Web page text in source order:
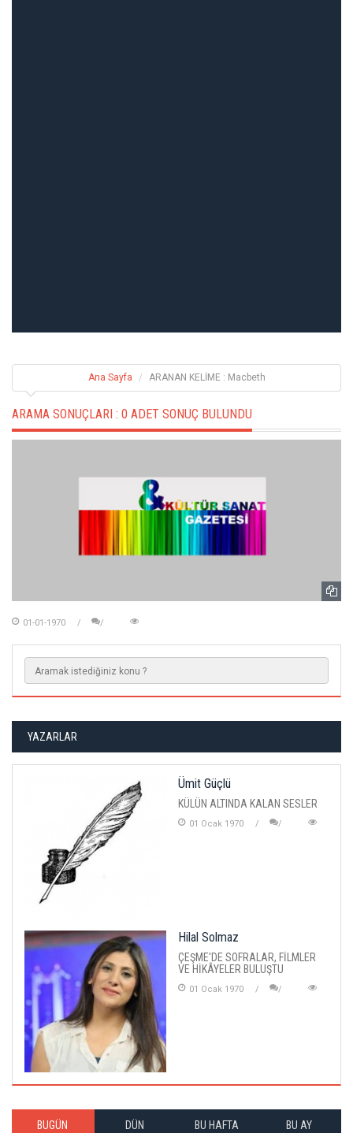
Ana Sayfa ARANAN KELİME : Macbeth
ARAMA SONUÇLARI : 0 ADET SONUÇ BULUNDU
01-01-1970
YAZARLAR
Ümit Güçlü
KÜLÜN ALTINDA KALAN SESLER
01 Ocak 1970
Hilal Solmaz
ÇEŞME'DE SOFRALAR, FİLMLER
VE HİKÂYELER BULUŞTU
01 Ocak 1970
BUGÜN DÜN BU HAFTA BU AY